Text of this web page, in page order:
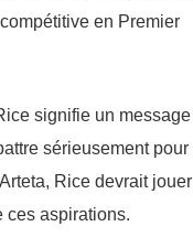
en Premier
signifie un message
sérieusement pour
Rice devrait jouer
ces aspirations.